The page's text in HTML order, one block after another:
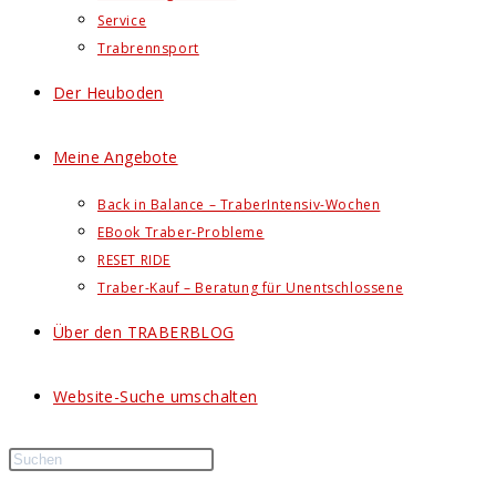
Service
Trabrennsport
Der Heuboden
Meine Angebote
Back in Balance – TraberIntensiv-Wochen
EBook Traber-Probleme
RESET RIDE
Traber-Kauf – Beratung für Unentschlossene
Über den TRABERBLOG
Website-Suche umschalten